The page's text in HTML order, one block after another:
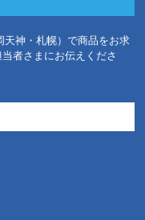
天神・札幌）で商品をお求
者さまにお伝えくださ